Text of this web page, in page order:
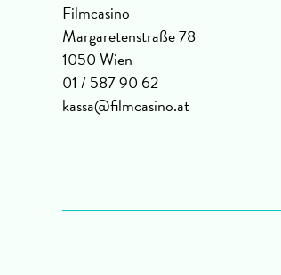
Filmcasino
Margaretenstraße 78
1050 Wien
01 / 587 90 62
kassa@filmcasino.at